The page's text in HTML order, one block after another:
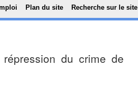
Aller au contenu principal
Plan du site Recherche sur le site
du crime de